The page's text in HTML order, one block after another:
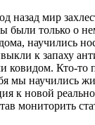
назад мир
были только о
научились
к запаху
ковидом. Кто-то
мы научились
к новой
мониторить